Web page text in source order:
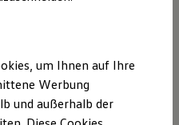
Stark im Alltag.
ID.3 Neo!
um Ihnen auf Ihre
Werbung
und außerhalb der